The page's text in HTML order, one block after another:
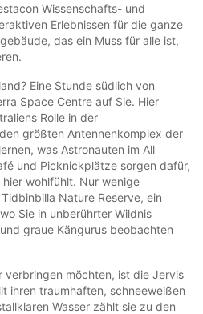
Wissenschafts- und
Erlebnissen für die ganze
das ein Muss für alle ist,
Eine Stunde südlich von
Space Centre auf Sie. Hier
Rolle in der
größten Antennenkomplex der
was Astronauten im All
und Picknickplätze sorgen dafür,
wohlfühlt. Nur wenige
Nature Reserve, ein
Sie in unberührter Wildnis
graue Kängurus beobachten
verbringen möchten, ist die Jervis
ihren traumhaften, schneeweißen
Wasser zählt sie zu den